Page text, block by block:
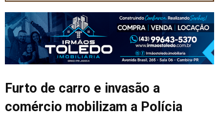
Furto de carro e invasão a
comércio mobilizam a Polícia